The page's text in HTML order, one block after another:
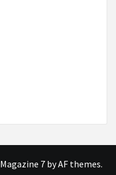
Magazine 7by AF themes.